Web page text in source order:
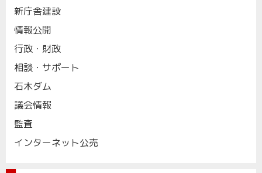
新庁舎建設
情報公開
行政・財政
相談・サポート
石木ダム
議会情報
監査
インターネット公売